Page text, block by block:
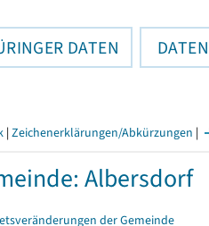
DATEN
| Zeichenerklärungen/Abkürzungen |
Albersdorf
der Gemeinde